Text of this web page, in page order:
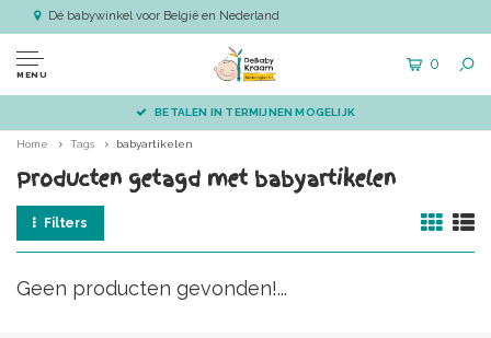
Dé babywinkel voor België en Nederland
MENU
0
BETALEN IN TERMIJNEN MOGELIJK
Home Tags babyartikelen
Producten getagd met babyartikelen
Filters
Geen producten gevonden!...